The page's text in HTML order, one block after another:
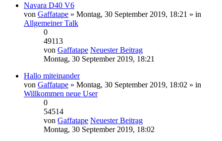
Navara D40 V6
von Gaffatape » Montag, 30 September 2019, 18:21 » in
Allgemeiner Talk
0
49113
von Gaffatape Neuester Beitrag
Montag, 30 September 2019, 18:21
Hallo miteinander
von Gaffatape » Montag, 30 September 2019, 18:02 » in
Willkommen neue User
0
54514
von Gaffatape Neuester Beitrag
Montag, 30 September 2019, 18:02